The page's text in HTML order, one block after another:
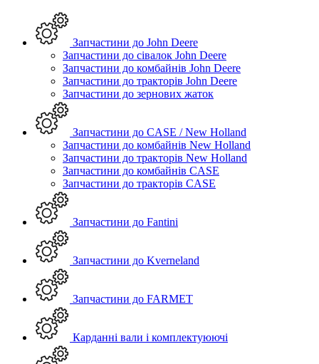
Запчастини до John Deere
Запчастини до сівалок John Deere
Запчастини до комбайнів John Deere
Запчастини до тракторів John Deere
Запчастини до зернових жаток
Запчастини до CASE / New Holland
Запчастини до комбайнів New Holland
Запчастини до тракторів New Holland
Запчастини до комбайнів CASE
Запчастини до тракторів CASE
Запчастини до Fantini
Запчастини до Kverneland
Запчастини до FARMET
Карданні вали і комплектуюючі